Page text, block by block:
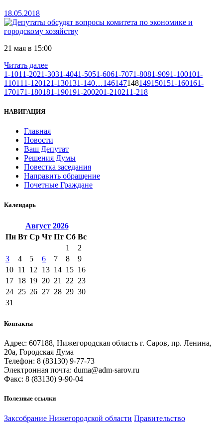
18.05.2018
21 мая в 15:00
Читать далее
1-1011-2021-3031-4041-5051-6061-7071-8081-9091-100101-
110111-120121-130131-140…146147148149150151-160161-
170171-180181-190191-200201-210211-218
НАВИГАЦИЯ
Главная
Новости
Ваш Депутат
Решения Думы
Повестка заседания
Направить обращение
Почетные Граждане
Календарь
Август 2026
Пн Вт Ср Чт Пт Сб Вс
1
2
3
4 5 6 7 8
9
10 11 12 13 14 15 16
17 18 19 20 21 22 23
24 25 26 27 28 29 30
31
Контакты
Адрес: 607188, Нижегородская область г. Саров, пр. Ленина,
20а, Городская Дума
Телефон: 8 (83130) 9-77-73
Электронная почта: duma@adm-sarov.ru
Факс: 8 (83130) 9-90-04
Полезные ссылки
Закcобрание Нижегородской области Правительство